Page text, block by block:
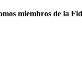
miembros de